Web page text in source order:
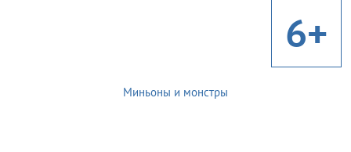
6+
Миньоны и монстры